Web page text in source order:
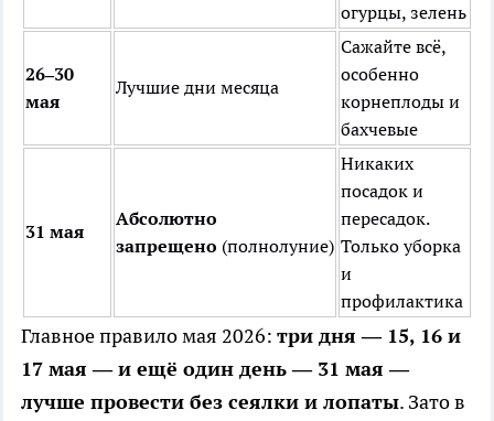
огурцы, зелень
26–30
мая
Лучшие дни месяца
Сажайте всё,
особенно
корнеплоды и
бахчевые
31 мая
Абсолютно
запрещено (полнолуние)
Никаких
посадок и
пересадок.
Только уборка
и
профилактика
Главное правило мая 2026: три дня — 15, 16 и
17 мая — и ещё один день — 31 мая —
лучше провести без сеялки и лопаты. Зато в